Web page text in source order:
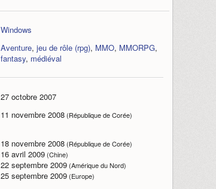
Windows
Aventure, jeu de rôle (rpg), MMO, MMORPG,
fantasy, médiéval
27 octobre 2007
11 novembre 2008(République de Corée)
18 novembre 2008(République de Corée)
16 avril 2009(Chine)
22 septembre 2009(Amérique du Nord)
25 septembre 2009(Europe)